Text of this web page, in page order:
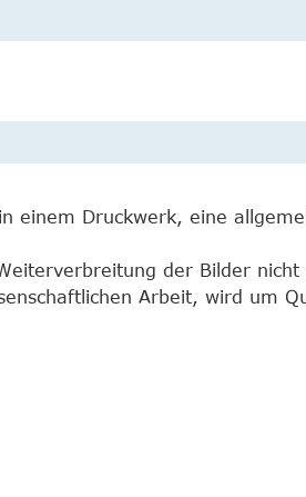
einem Druckwerk, eine
der Bilder
Arbeit, wird um